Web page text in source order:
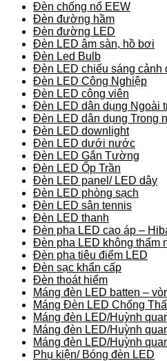
Đèn chống nổ EEW
Đèn đường hầm
Đèn đường LED
Đèn LED âm sàn, hồ bơi
Đèn Led Bulb
Đèn LED chiếu sáng cảnh
Đèn LED Công Nghiệp
Đèn LED công viên
Đèn LED dân dụng Ngoài
Đèn LED dân dụng Trong
Đèn LED downlight
Đèn LED dưới nước
Đèn LED Gắn Tường
Đèn LED Ốp Trần
Đèn LED panel/ LED dây
Đèn LED phòng sạch
Đèn LED sân tennis
Đèn LED thanh
Đèn pha LED cao áp –
Đèn pha LED không thấm
Đèn pha tiêu điểm LED
Đèn sạc khẩn cấp
Đèn thoát hiểm
Máng đèn LED batten –
Máng Đèn LED Chống
Máng đèn LED/Huỳnh
Máng đèn LED/Huỳnh
Máng đèn LED/Huỳnh
Phụ kiện/ Bóng đèn LED